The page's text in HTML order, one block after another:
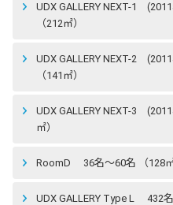
UDX GALLERY NEXT-1
（212㎡）
UDX GALLERY NEXT-2
（141㎡）
UDX GALLERY NEXT-3
㎡）
RoomD 36名〜60名 （128㎡
UDX GALLERY Type L 432名